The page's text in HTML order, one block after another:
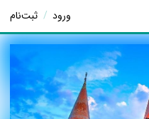
ورود / ثبت‌نام